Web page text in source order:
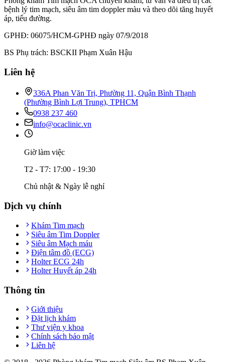
bệnh lý tim mạch, siêu âm tim doppler màu và theo dõi tăng huyết
áp, tiểu đường.
GPHĐ: 06075/HCM-GPHĐ ngày 07/9/2018
BS Phụ trách: BSCKII Phạm Xuân Hậu
Liên hệ
336A Phan Văn Trị, Phường 11, Quận Bình Thạnh
(Phường Bình Lợi Trung), TPHCM
0938 237 460
info@ocaclinic.vn
Giờ làm việc
T2 - T7: 17:00 - 19:30
Chủ nhật & Ngày lễ nghỉ
Dịch vụ chính
Khám Tim mạch
Siêu âm Tim Doppler
Siêu âm Mạch máu
Điện tâm đồ (ECG)
Holter ECG 24h
Holter Huyết áp 24h
Thông tin
Giới thiệu
Đặt lịch khám
Thư viện y khoa
Chính sách bảo mật
Liên hệ